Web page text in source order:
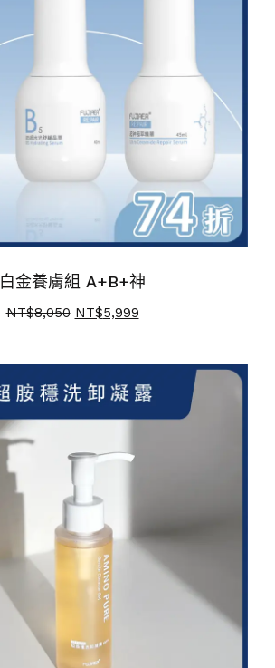
白金養膚組 A+B+神
NT$8,050 NT$5,999